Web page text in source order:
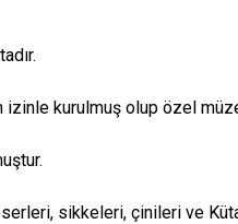
izinle kurulmuş olup özel
sikkeleri, çinileri ve